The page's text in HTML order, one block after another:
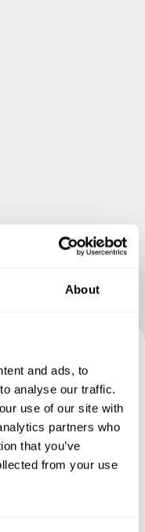
About
and ads, to
analyse our traffic.
use of our site with
partners who
that you’ve
from your use
con
nuestros Chefs te
medida.